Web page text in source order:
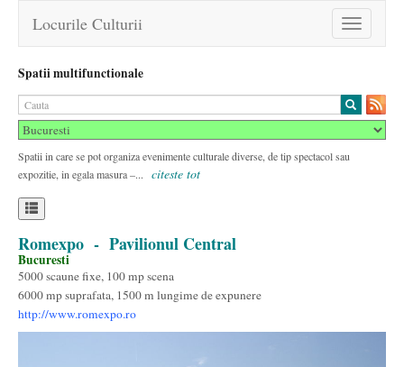
Toggle
navigation
Locurile Culturii
Spatii multifunctionale
Spatii in care se pot organiza evenimente culturale diverse, de tip spectacol sau
expozitie, in egala masura –...
citeste tot
Romexpo - Pavilionul Central
Bucuresti
5000 scaune fixe, 100 mp scena
6000 mp suprafata, 1500 m lungime de expunere
http://www.romexpo.ro